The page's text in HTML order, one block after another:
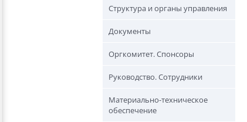
Структура и органы управления
Документы
Оргкомитет. Спонсоры
Руководство. Сотрудники
Материально-техническое
обеспечение